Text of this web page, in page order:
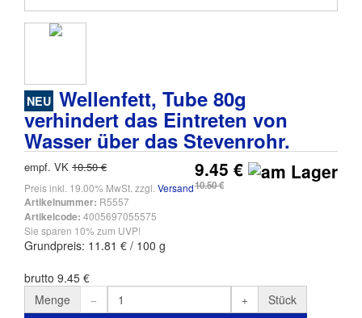
NEU Wellenfett, Tube 80g
verhindert das Eintreten von
Wasser über das Stevenrohr.
empf. VK 10.50 €
Preis inkl. 19.00% MwSt. zzgl. Versand
Artikelnummer: R5557
Artikelcode: 4005697055575
Sie sparen 10% zum UVP!
9.45 €
10.50 €
Grundpreis: 11.81 € / 100 g
brutto 9.45 €
Menge
Stück